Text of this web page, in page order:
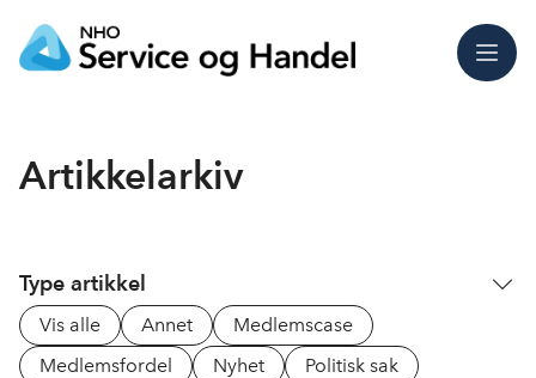
Meny
Artikkelarkiv
Type artikkel
Vis alle Annet
Medlemscase
Medlemsfordel
Nyhet
Politisk sak